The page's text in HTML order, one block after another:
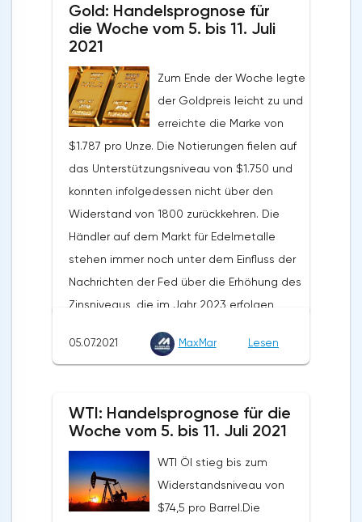
Nach Angaben von Eurostat schlossen die
Länder der Eurozone die fünf Monate des
Außenhandelsüberschuss von 79,7 Milliarden
Euro ab, was 21% über dem positiven Saldo
des Vorjahreszeitraums liegt. Die Exporte
beliefen sich im genannten Zeitraum auf
957,9 Milliarden Euro, ein Plus von 13,3 % im
Jahresvergleich. Das Volumen der Importe
stieg um 12,7% und betrug 878,2 Milliarden
Euro. Der Außenhandelsüberschuss der EU
wurde im Mai dieses Jahres mit 7,9
Milliarden Dollar verzeichnet. Im Mai letzten
Jahres lag dieser Wert bei 6,6 Milliarden
Gold: Handelsprognose für
die Woche vom 5. bis 11. Juli
2021
Zum Ende der Woche legte
der Goldpreis leicht zu und
erreichte die Marke von
$1.787 pro Unze. Die Notierungen fielen auf
das Unterstützungsniveau von $1.750 und
konnten infolgedessen nicht über den
Widerstand von 1800 zurückkehren. Die
Händler auf dem Markt für Edelmetalle
stehen immer noch unter dem Einfluss der
Nachrichten der Fed über die Erhöhung des
Zinsniveaus, die im Jahr 2023 erfolgen
einer gewissen Anfälligkeit des Dollars in
langfristige Potenzial von Gold bleibt
bestehen, auch trotz des aktuell niedrigen
Preisniveaus. Die Staatsausgaben und die
globale Verschuldung werden die
Zentralbanken dazu zwingen, die Zinssätze
05.07.2021 MaxMar Lesen
WTI: Handelsprognose für die
Woche vom 5. bis 11. Juli 2021
WTI Öl stieg bis zum
Widerstandsniveau von
$74,5 pro Barrel.Die